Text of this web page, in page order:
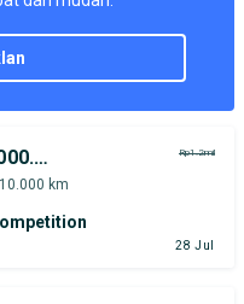
Rp 1.265.000.000 Rp1.2mil
km
28 Jul